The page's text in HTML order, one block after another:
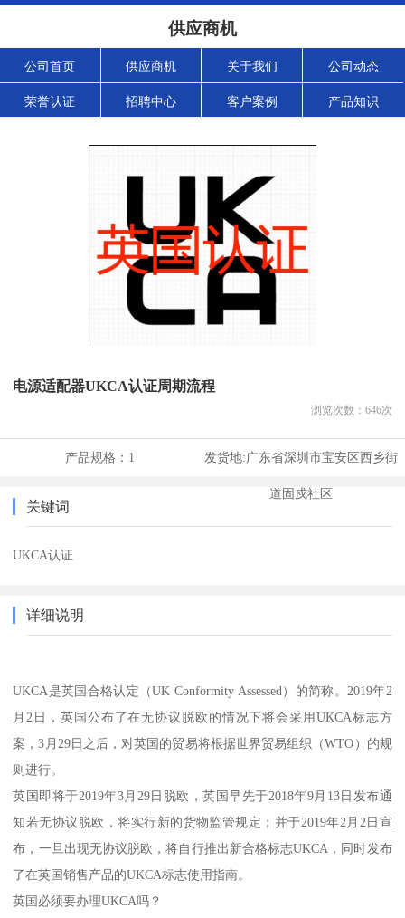
供应商机
公司首页 供应商机 关于我们 公司动态
荣誉认证 招聘中心 客户案例 产品知识
电源适配器UKCA认证周期流程
浏览次数： 646次
产品规格： 1 发货地:广东省深圳市宝安区西乡街
道固戍社区
关键词
UKCA认证
详细说明
UKCA是英国合格认定（UK Conformity Assessed）的简称。2019年2
月2日，英国公布了在无协议脱欧的情况下将会采用UKCA标志方
案，3月29日之后，对英国的贸易将根据世界贸易组织（WTO）的规
则进行。
英国即将于2019年3月29日脱欧，英国早先于2018年9月13日发布通
知若无协议脱欧，将实行新的货物监管规定；并于2019年2月2日宣
布，一旦出现无协议脱欧，将自行推出新合格标志UKCA，同时发布
了在英国销售产品的UKCA标志使用指南。
英国必须要办理UKCA吗？